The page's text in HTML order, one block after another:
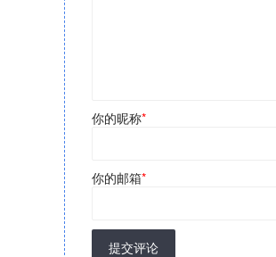
你的昵称*
你的邮箱*
提交评论